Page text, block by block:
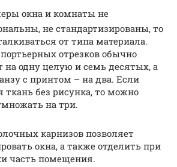
окна и комнаты не
не стандартизированы, то
от типа материала.
отрезков обычно
одну целую и семь десятых, а
с принтом – на два. Если
ткань без рисунка, то можно
на три.
карнизов позволяет
окна, а также отделить при
часть помещения.